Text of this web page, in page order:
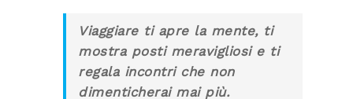
Viaggiare ti apre la mente, ti
mostra posti meravigliosi e ti
regala incontri che non
dimenticherai mai più.